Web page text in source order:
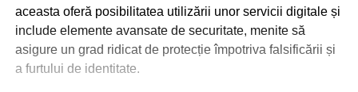
aceasta oferă posibilitatea utilizării unor servicii digitale și
include elemente avansate de securitate, menite să
asigure un grad ridicat de protecție împotriva falsificării și
a furtului de identitate.